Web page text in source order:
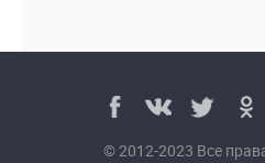
© 2012-2023 Все